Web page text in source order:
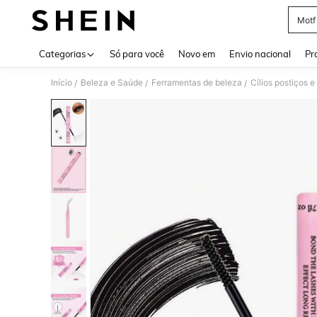
Motf
Categorias Só para você Novo em Envio nacional
Início / Beleza e Saúde / Ferramentas de beleza / Cílios postiços